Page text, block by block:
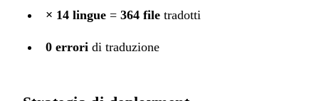
× 14 lingue = 364 file tradotti
0 errori di traduzione